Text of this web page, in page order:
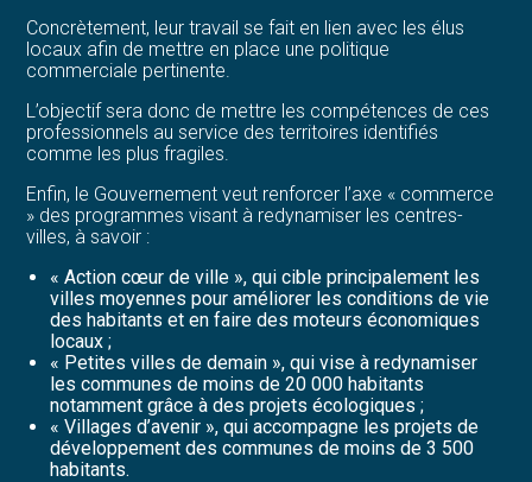
Concrètement, leur travail se fait en lien avec les élus
locaux afin de mettre en place une politique
commerciale pertinente.
L’objectif sera donc de mettre les compétences de ces
professionnels au service des territoires identifiés
comme les plus fragiles.
Enfin, le Gouvernement veut renforcer l’axe « commerce
» des programmes visant à redynamiser les centres-
villes, à savoir :
« Action cœur de ville », qui cible principalement les
villes moyennes pour améliorer les conditions de vie
des habitants et en faire des moteurs économiques
locaux ;
« Petites villes de demain », qui vise à redynamiser
les communes de moins de 20 000 habitants
notamment grâce à des projets écologiques ;
« Villages d’avenir », qui accompagne les projets de
développement des communes de moins de 3 500
habitants.